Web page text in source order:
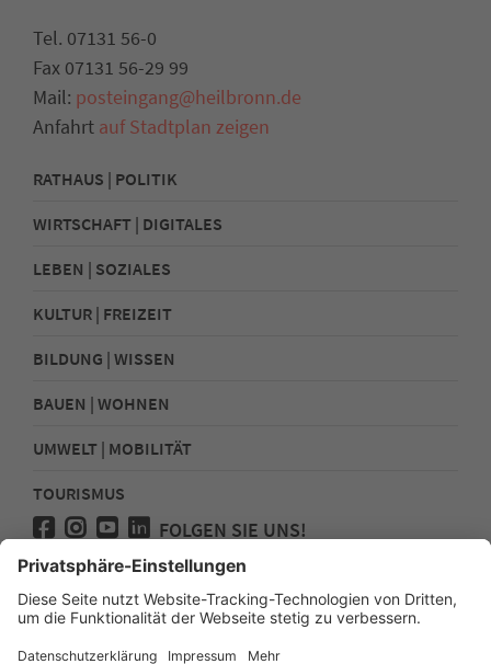
Tel. 07131 56-0
Fax 07131 56-29 99
Mail: posteingang@heilbronn.de
Anfahrt auf Stadtplan zeigen
RATHAUS | POLITIK
WIRTSCHAFT | DIGITALES
LEBEN | SOZIALES
KULTUR | FREIZEIT
BILDUNG | WISSEN
BAUEN | WOHNEN
UMWELT | MOBILITÄT
TOURISMUS
FOLGEN SIE UNS!
Presse
Kontakt
Impressum